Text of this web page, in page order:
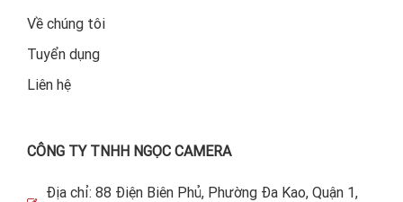
Về chúng tôi
Tuyển dụng
Liên hệ
CÔNG TY TNHH NGỌC CAMERA
Địa chỉ: 88 Điện Biên Phủ, Phường Đa Kao, Quận 1,